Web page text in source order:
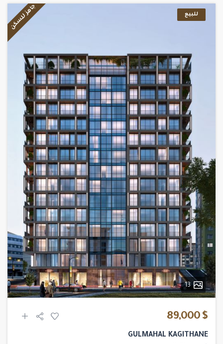
للبيع جاهز للسكن
13
$ 89,000
GULMAHAL KAGITHANE